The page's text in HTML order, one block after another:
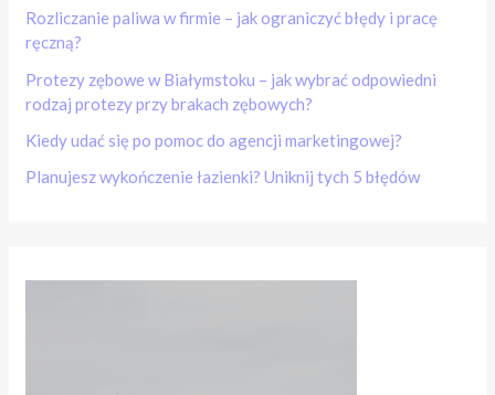
Rozliczanie paliwa w firmie – jak ograniczyć błędy i pracę
ręczną?
Protezy zębowe w Białymstoku – jak wybrać odpowiedni
rodzaj protezy przy brakach zębowych?
Kiedy udać się po pomoc do agencji marketingowej?
Planujesz wykończenie łazienki? Uniknij tych 5 błędów